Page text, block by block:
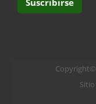
Copyright©